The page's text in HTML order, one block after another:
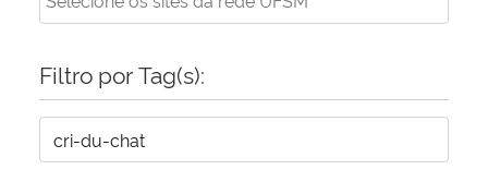
Ministério da Mulher, da Família e dos Direitos Humanos
Secretaria-Geral
Secretaria de Governo
Filtro por Tag(s):